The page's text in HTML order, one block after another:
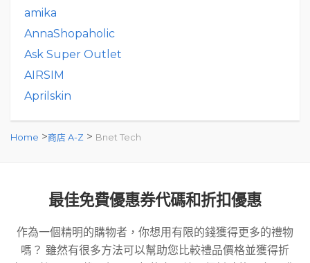
amika
AnnaShopaholic
Ask Super Outlet
AIRSIM
Aprilskin
Home >商店 A-Z > Bnet Tech
最佳免費優惠券代碼和折扣優惠
作為一個精明的購物者，你想用有限的錢獲得更多的禮物
嗎？ 雖然有很多方法可以幫助您比較禮品價格並獲得折